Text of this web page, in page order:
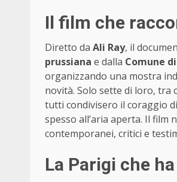
Il film che
Diretto da Ali Ray, il
prussiana e dalla Comune
organizzando una mostra
novità. Solo sette di loro, tra
tutti condivisero il coraggio
spesso all’aria aperta. Il film
contemporanei, critici e
La Parigi che